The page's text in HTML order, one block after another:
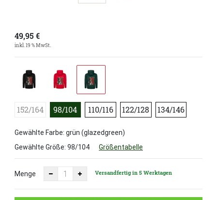
49,95 €
inkl. 19 % MwSt.
152/164 98/104 110/116 122/128 134/146
Gewählte Farbe: grün (glazedgreen)
Gewählte Größe: 98/104 Größentabelle
Menge Versandfertig in 5 Werktagen